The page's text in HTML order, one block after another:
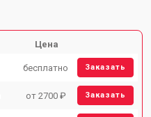
Цена
бесплатно Заказать
от 2700 ₽ Заказать